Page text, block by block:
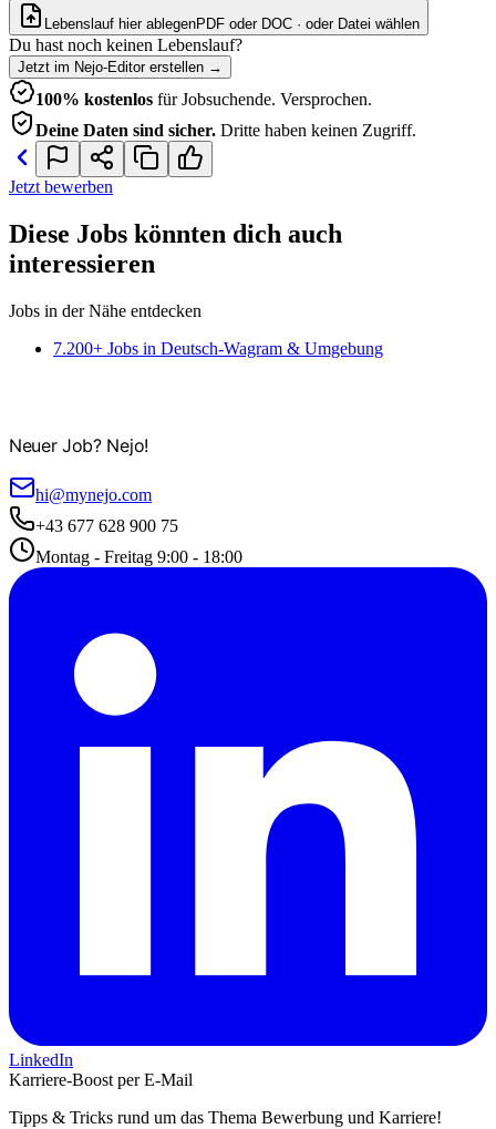
Lebenslauf hier ablegenPDF oder DOC · oder Datei wählen
Du hast noch keinen Lebenslauf?
Jetzt im Nejo-Editor erstellen →
100% kostenlos für Jobsuchende. Versprochen.
Deine Daten sind sicher. Dritte haben keinen Zugriff.
Jetzt bewerben
Diese Jobs könnten dich auch
interessieren
Jobs in der Nähe entdecken
7.200+ Jobs in Deutsch-Wagram & Umgebung
Neuer Job? Nejo!
hi@mynejo.com
+43 677 628 900 75
Montag - Freitag 9:00 - 18:00
LinkedIn
Karriere-Boost per E-Mail
Tipps & Tricks rund um das Thema Bewerbung und Karriere!